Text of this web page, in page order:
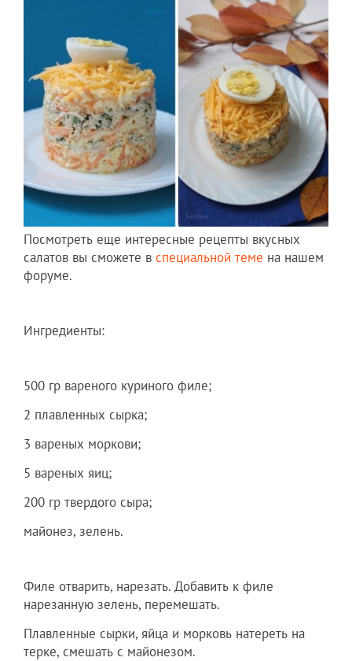
Посмотреть еще интересные рецепты вкусных
салатов вы сможете в специальной теме на нашем
форуме.
Ингредиенты:
500 гр вареного куриного филе;
2 плавленных сырка;
3 вареных моркови;
5 вареных яиц;
200 гр твердого сыра;
майонез, зелень.
Филе отварить, нарезать. Добавить к филе
нарезанную зелень, перемешать.
Плавленные сырки, яйца и морковь натереть на
терке, смешать с майонезом.